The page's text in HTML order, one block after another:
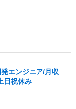
エンジニア/月収
日祝休み